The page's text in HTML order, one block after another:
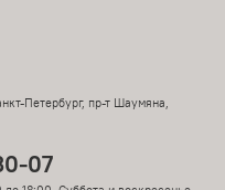
Петербург, пр-т Шаумяна,
07